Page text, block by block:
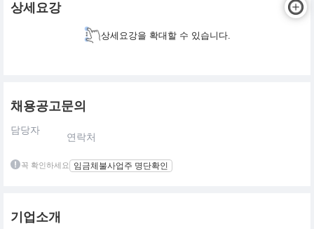
상세요강
상세요강을 확대할 수 있습니다.
채용공고문의
담당자
연락처
꼭 확인하세요 임금체불사업주 명단확인
기업소개